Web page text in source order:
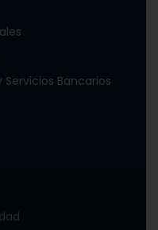
Bancarios